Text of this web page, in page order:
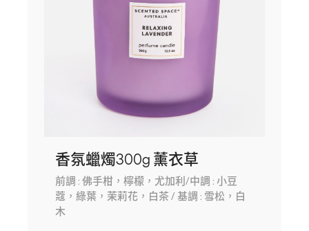
香氛蠟燭300g 薰衣草
前調 : 佛手柑，檸檬，尤加利/中調 : 小豆
蔻，綠葉，茉莉花，白茶 / 基調 : 雪松，白
木